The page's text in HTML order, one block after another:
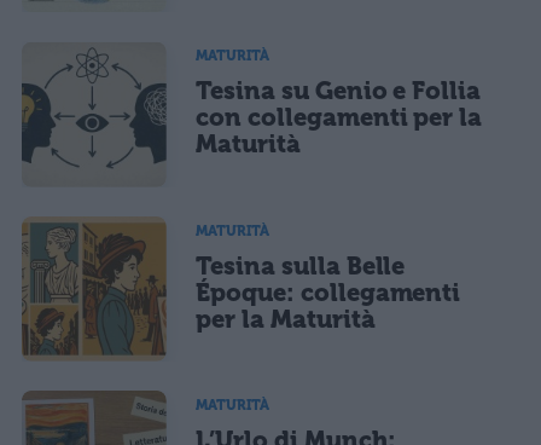
MATURITÀ
Tesina su Genio e Follia
con collegamenti per la
Maturità
MATURITÀ
Tesina sulla Belle
Époque: collegamenti
per la Maturità
MATURITÀ